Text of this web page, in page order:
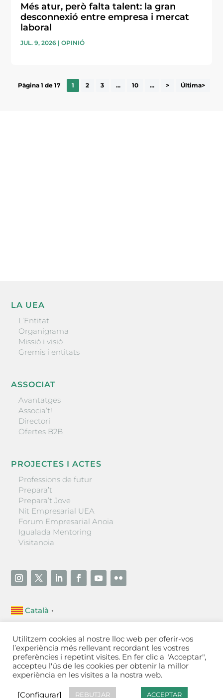
Més atur, però falta talent: la gran
desconnexió entre empresa i mercat
laboral
JUL. 9, 2026 |OPINIÓ
Pàgina 1 de 17 1 2 3 ... 10 ... > Última>
LA UEA
L’Entitat
Organigrama
Missió i visió
Gremis i entitats
ASSOCIAT
Avantatges
Associa’t!
Directori
Ofertes B2B
PROJECTES I ACTES
Professions de futur
Prepara’t
Prepara’t Jove
Nit Empresarial UEA
Forum Empresarial Anoia
Igualada Mentoring
Visitanoia
Català ▼
Unió Empresarial de l’Anoia (UEA)
Ctra. de Manresa, 131, 08700 – Igualada(Barcelona)
Tel 93 805 22 92
Contactar
de cookies [Configurar]
Utilitzem cookies al nostre lloc web per oferir-vos
l’experiència més rellevant recordant les vostres
preferències i repetint visites. En fer clic a "Acceptar",
accepteu l'ús de les cookies per obtenir la millor
experiència en les visites a la nostra web.
[Configurar] REBUTJAR ACCEPTAR